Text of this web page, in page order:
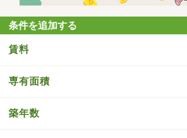
条件を追加する
賃料
専有面積
築年数